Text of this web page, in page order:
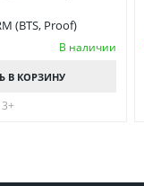
(BTS, Proof)
В наличии
В КОРЗИНУ
3+